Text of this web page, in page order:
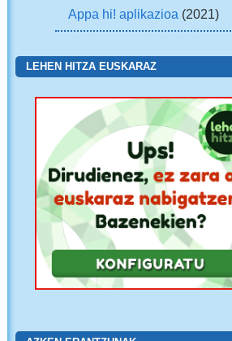
Appa hi! aplikazioa (2021)
LEHEN HITZA EUSKARAZ